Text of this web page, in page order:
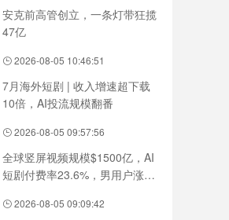
安克前高管创立，一条灯带狂揽
47亿
2026-08-05 10:46:51
7月海外短剧 | 收入增速超下载
10倍，AI投流规模翻番
2026-08-05 09:57:56
全球竖屏视频规模$1500亿，AI
短剧付费率23.6%，男用户涨28
2026-08-05 09:09:42